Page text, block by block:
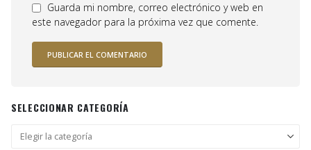
Guarda mi nombre, correo electrónico y web en
este navegador para la próxima vez que comente.
SELECCIONAR CATEGORÍA
Seleccionar
categoría